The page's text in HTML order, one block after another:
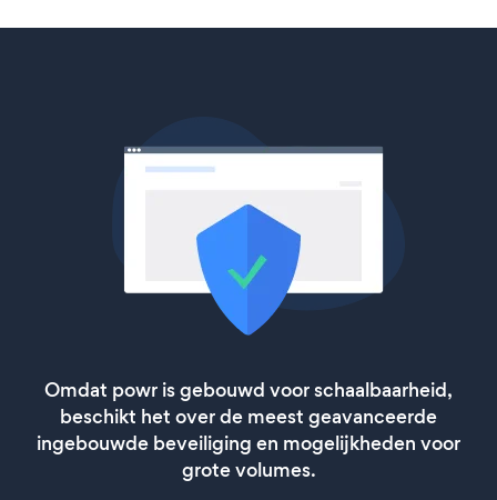
Omdat powr is gebouwd voor schaalbaarheid,
beschikt het over de meest geavanceerde
ingebouwde beveiliging en mogelijkheden voor
grote volumes.